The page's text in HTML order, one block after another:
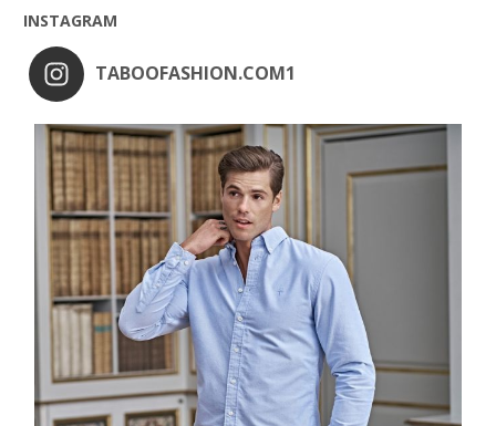
INSTAGRAM
TABOOFASHION.COM1